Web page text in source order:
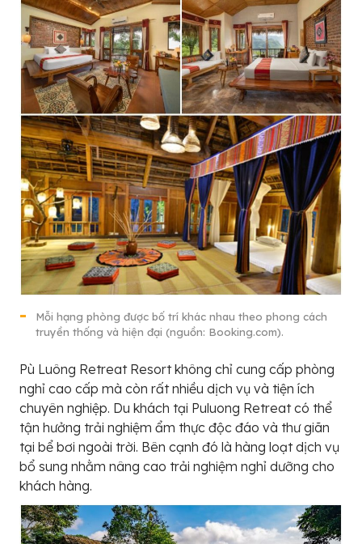
Mỗi hạng phòng được bố trí khác nhau theo phong cách
truyền thống và hiện đại (nguồn: Booking.com).
Pù Luông Retreat Resort không chỉ cung cấp phòng
nghỉ cao cấp mà còn rất nhiều dịch vụ và tiện ích
chuyên nghiệp. Du khách tại Puluong Retreat có thể
tận hưởng trải nghiệm ẩm thực độc đáo và thư giãn
tại bể bơi ngoài trời. Bên cạnh đó là hàng loạt dịch vụ
bổ sung nhằm nâng cao trải nghiệm nghỉ dưỡng cho
khách hàng.